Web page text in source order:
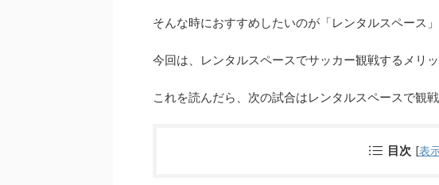
そんな時におすすめしたいのが「レンタルスペース
今回は、レンタルスペースでサッカー観戦するメリ
これを読んだら、次の試合はレンタルスペースで観
目次 [表